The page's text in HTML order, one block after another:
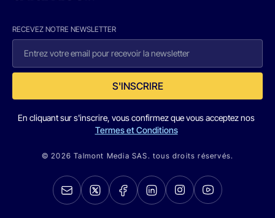
RECEVEZ NOTRE NEWSLETTER
S'INSCRIRE
En cliquant sur s'inscrire, vous confirmez que vous acceptez nos
Termes et Conditions
© 2026 Talmont Media SAS. tous droits réservés.